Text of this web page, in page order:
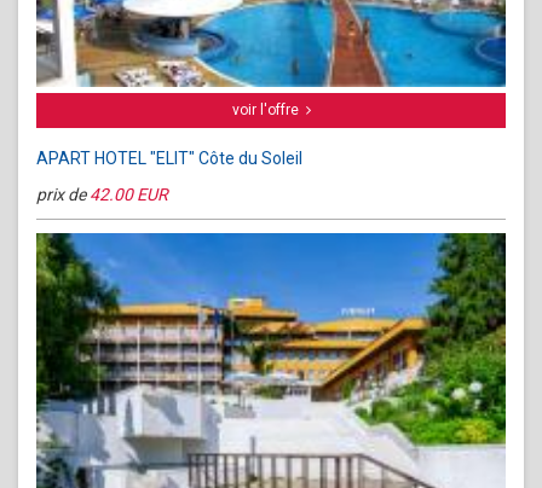
voir l'offre
APART HOTEL "ELIT" Côte du Soleil
prix de42.00 EUR